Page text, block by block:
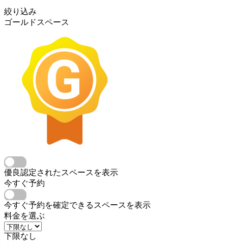
絞り込み
ゴールドスペース
優良認定されたスペースを表示
今すぐ予約
今すぐ予約を確定できるスペースを表示
料金を選ぶ
下限なし